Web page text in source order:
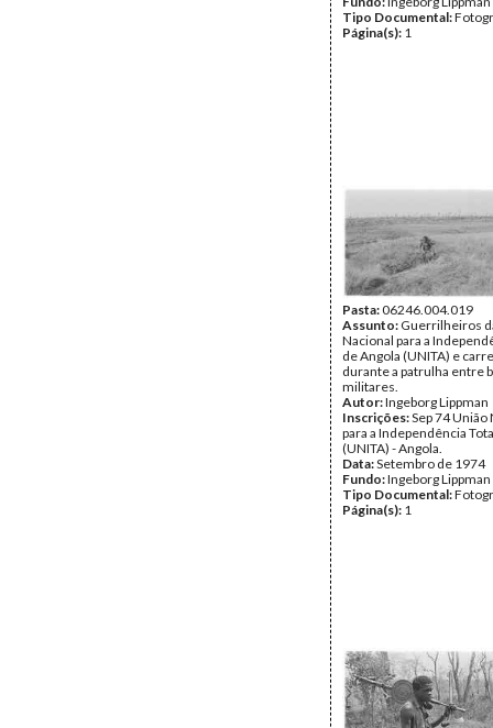
Tipo Documental:
Página(s): 1
Pasta:06246.004.019
Assunto: Guerrilheiros
Nacional para a
de Angola (UNITA) e
durante a patrulha entre
militares.
Autor:Ingeborg Lippman
Inscrições:Sep 74 União
para a Independência
(UNITA) - Angola.
Data:Setembro de 1974
Fundo:Ingeborg Lippman
Tipo Documental:
Página(s): 1